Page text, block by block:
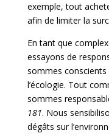
exemple, tout
afin de limiter la
En tant que
essayons de
sommes
l’écologie. Tout
sommes
181. Nous
dégâts sur